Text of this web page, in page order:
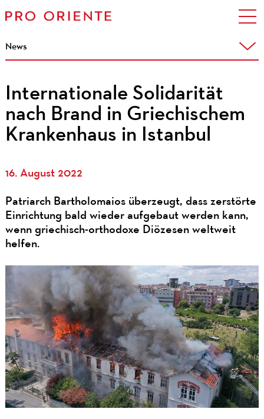
News
Internationale Solidarität
nach Brand in Griechischem
Krankenhaus in Istanbul
16. August 2022
Patriarch Bartholomaios überzeugt, dass zerstörte
Einrichtung bald wieder aufgebaut werden kann,
wenn griechisch-orthodoxe Diözesen weltweit
helfen.